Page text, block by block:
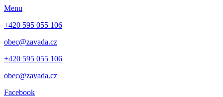
Menu
+420 595 055 106
obec@zavada.cz
+420 595 055 106
obec@zavada.cz
Facebook